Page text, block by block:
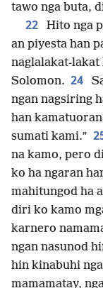
tawo nga buta,
22
Hito nga
an piyesta han
naglalakat-
Solomon. 24
ngan nagsiring
han
sumati kami.”
na kamo, pero
ko ha ngaran
mahitungod ha
diri ko kamo
karnero
ngan nasunod
hin kinabuhi
mamamatay,